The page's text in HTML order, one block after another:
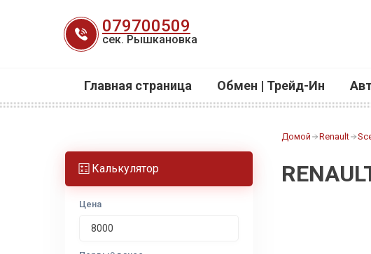
содержанию
079700509
сек. Рышкановка
Главная страница Обмен | Трейд-Ин
Калькулятор
Цена
Домой Renault